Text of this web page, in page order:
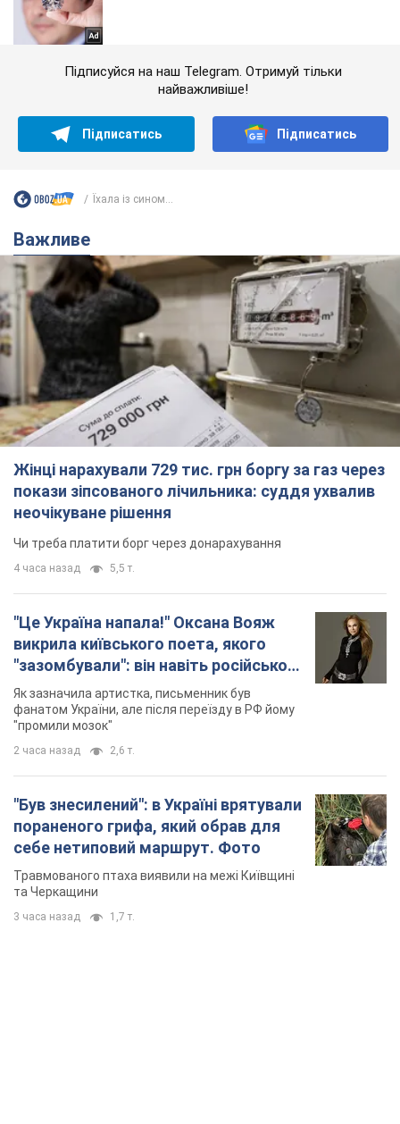
Підписуйся на наш Telegram. Отримуй тільки
найважливіше!
Підписатись Підписатись
Їхала із сином...
Важливе
Жінці нарахували 729 тис. грн боргу за газ через
покази зіпсованого лічильника: суддя ухвалив
неочікуване рішення
Чи треба платити борг через донарахування
4 часа назад 5,5 т.
"Це Україна напала!" Оксана Вояж
викрила київського поета, якого
"зазомбували": він навіть російської
не знав, а тепер хоче геноциду
українців
Як зазначила артистка, письменник був
фанатом України, але після переїзду в РФ йому
"промили мозок"
2 часа назад 2,6 т.
"Був знесилений": в Україні врятували
пораненого грифа, який обрав для
себе нетиповий маршрут. Фото
Травмованого птаха виявили на межі Київщині
та Черкащини
3 часа назад 1,7 т.